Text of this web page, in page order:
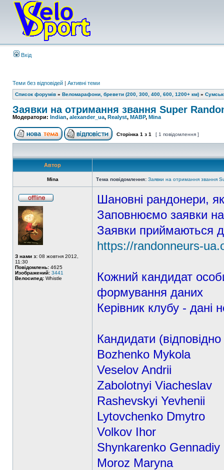
Вхід
Теми без відповідей | Активні теми
Список форумів » Веломарафони, бревети (200, 300, 400, 600, 1200+ км) »
Заявки на отримання звання Super
Модератори: Indian, alexander_ua, Realyst, MABP, Mina
Сторінка 1 з 1 [ 1 повідомлення ]
Автор
Mina Тема повідомлення: Заявки на отримання звання
З нами з: 08 жовтня 2012,
11:30
Повідомлень: 4625
Изображений: 3441
Велосипед: Whistle
Шановні рандонери,
Заповнюємо заявки
Заявки приймаються
https://randonneurs-
Кожний кандидат
формування даних
Керівник клубу - дані
Кандидати
Bozhenko Mykola
Veselov Andrii
Zabolotnyi Viacheslav
Rashevskyi Yevhenii
Lytovchenko Dmytro
Volkov Ihor
Shynkarenko Gennadiy
Moroz Maryna